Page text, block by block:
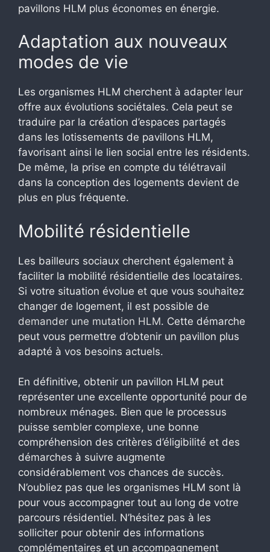
pavillons HLM plus économes en énergie.
Adaptation aux nouveaux
modes de vie
Les organismes HLM cherchent à adapter leur
offre aux évolutions sociétales. Cela peut se
traduire par la création d’espaces partagés
dans les lotissements de pavillons HLM,
favorisant ainsi le lien social entre les résidents.
De même, la prise en compte du télétravail
dans la conception des logements devient de
plus en plus fréquente.
Mobilité résidentielle
Les bailleurs sociaux cherchent également à
faciliter la mobilité résidentielle des locataires.
Si votre situation évolue et que vous souhaitez
changer de logement, il est possible de
demander une mutation HLM. Cette démarche
peut vous permettre d’obtenir un pavillon plus
adapté à vos besoins actuels.
En définitive, obtenir un pavillon HLM peut
représenter une excellente opportunité pour de
nombreux ménages. Bien que le processus
puisse sembler complexe, une bonne
compréhension des critères d’éligibilité et des
démarches à suivre augmente
considérablement vos chances de succès.
N’oubliez pas que les organismes HLM sont là
pour vous accompagner tout au long de votre
parcours résidentiel. N’hésitez pas à les
solliciter pour obtenir des informations
complémentaires et un accompagnement